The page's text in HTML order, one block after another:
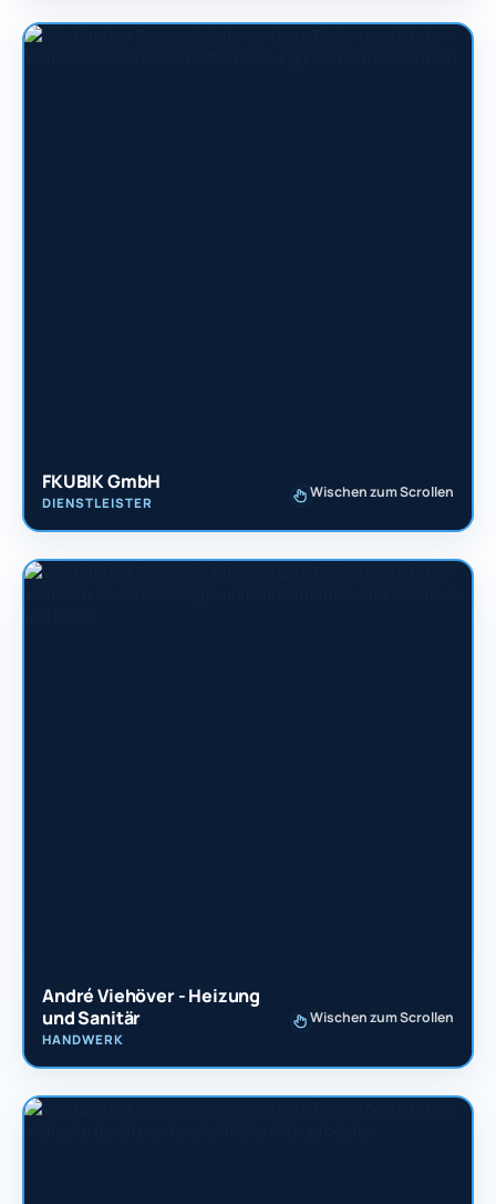
FKUBIK GmbH
DIENSTLEISTER
Wischen zum Scrollen
André Viehöver - Heizung
und Sanitär
HANDWERK
Wischen zum Scrollen